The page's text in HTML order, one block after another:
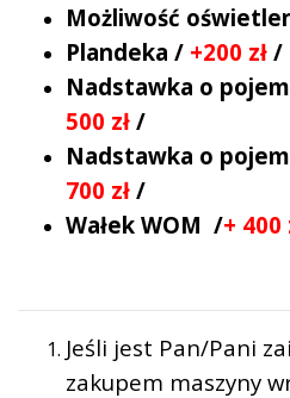
Możliwość
Plandeka / +200 zł /
Nadstawka o
500 zł /
Nadstawka o
700 zł /
Wałek WOM /+ 400
Jeśli jest Pan/Pani
zakupem maszyny